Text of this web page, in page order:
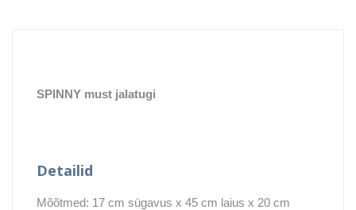
SPINNY must jalatugi
Detailid
Mõõtmed: 17 cm sügavus x 45 cm laius x 20 cm